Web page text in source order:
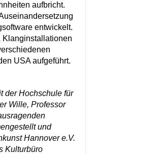
aufbricht.
entwickelt.
Klanginstallationen
USA aufgeführt.
der Hochschule für
Wille, Professor
und
Hannover e.V.
Kulturbüro